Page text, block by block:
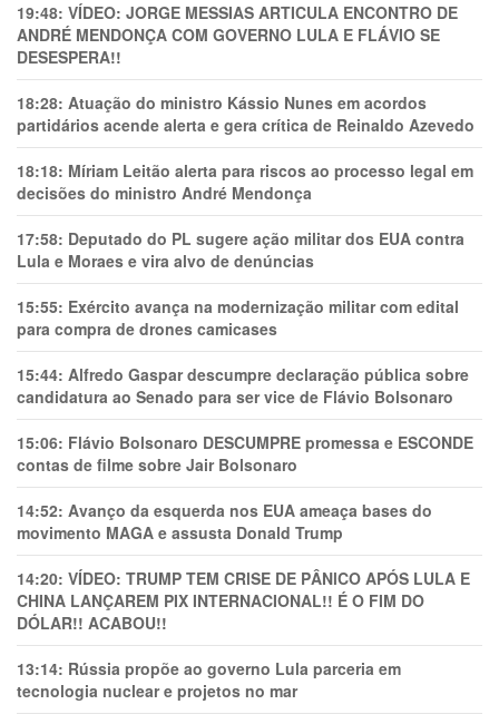
19:48: VÍDEO: JORGE MESSIAS ARTICULA ENCONTRO DE
ANDRÉ MENDONÇA COM GOVERNO LULA E FLÁVIO SE
DESESPERA!!
18:28: Atuação do ministro Kássio Nunes em acordos
partidários acende alerta e gera crítica de Reinaldo Azevedo
18:18: Míriam Leitão alerta para riscos ao processo legal em
decisões do ministro André Mendonça
17:58: Deputado do PL sugere ação militar dos EUA contra
Lula e Moraes e vira alvo de denúncias
15:55: Exército avança na modernização militar com edital
para compra de drones camicases
15:44: Alfredo Gaspar descumpre declaração pública sobre
candidatura ao Senado para ser vice de Flávio Bolsonaro
15:06: Flávio Bolsonaro DESCUMPRE promessa e ESCONDE
contas de filme sobre Jair Bolsonaro
14:52: Avanço da esquerda nos EUA ameaça bases do
movimento MAGA e assusta Donald Trump
14:20: VÍDEO: TRUMP TEM CRlSE DE PÂNlCO APÓS LULA E
CHINA LANÇAREM PIX INTERNACIONAL!! É O FIM DO
DÓLAR!! ACABOU!!
13:14: Rússia propõe ao governo Lula parceria em
tecnologia nuclear e projetos no mar